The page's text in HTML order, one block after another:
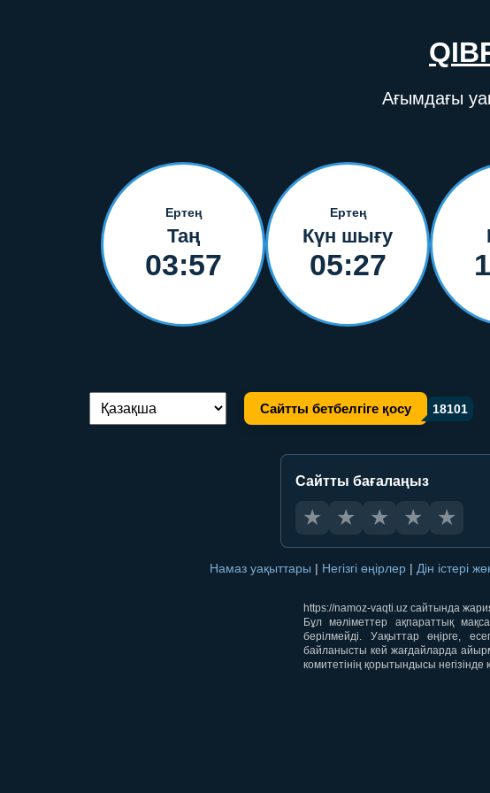
Ағымдағы
Ертең
Таң
03:57
Ертең
Күн шығу
05:27
Тілді ауыстыру: Сайтты бетбелгіге қосу 18101
Сайтты бағалаңыз
★ ★ ★ ★ ★
Намаз уақыттары | Негізгі өңірлер | Дін істері
https://namoz-vaqti.uz сайтында
Бұл мәліметтер ақпараттық
берілмейді. Уақыттар өңірге,
байланысты кей жағдайларда
комитетінің қорытындысы негізінде